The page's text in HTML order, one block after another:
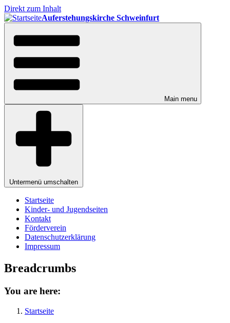
Direkt zum Inhalt
Auferstehungskirche Schweinfurt
Main menu
Untermenü umschalten
Startseite
Kinder- und Jugendseiten
Kontakt
Förderverein
Datenschutzerklärung
Impressum
Breadcrumbs
You are here:
Startseite